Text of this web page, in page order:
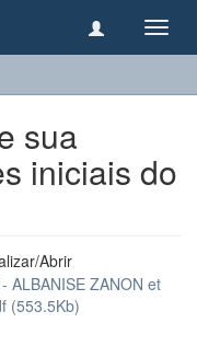
sua
iniciais do
Abrir
ALBANISE ZANON et
(553.5Kb)